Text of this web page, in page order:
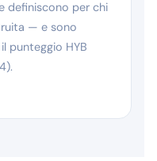
definiscono per chi
— e sono
punteggio HYB